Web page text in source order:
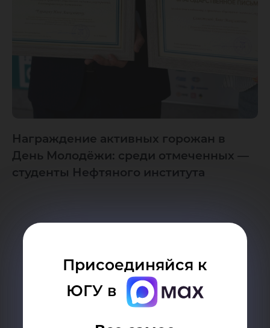
Присоединяйся к
ЮГУ в
Награждение активных горожан в
День Молодёжи: среди отмеченных —
студенты Нефтяного института